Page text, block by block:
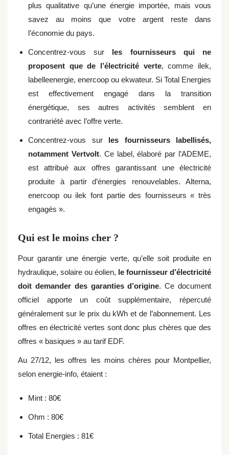
plus qualitative qu’une énergie importée, mais vous
savez au moins que votre argent reste dans
l’économie du pays.
Concentrez-vous sur les fournisseurs qui ne
proposent que de l’électricité verte, comme ilek,
labelleenergie, enercoop ou ekwateur. Si Total Energies
est effectivement engagé dans la transition
énergétique, ses autres activités semblent en
contrariété avec l’offre verte.
Concentrez-vous sur les fournisseurs labellisés,
notamment Vertvolt. Ce label, élaboré par l’ADEME,
est attribué aux offres garantissant une électricité
produite à partir d’énergies renouvelables. Alterna,
enercoop ou ilek font partie des fournisseurs « très
engagés ».
Qui est le moins cher ?
Pour garantir une énergie verte, qu’elle soit produite en
hydraulique, solaire ou éolien, le fournisseur d’électricité
doit demander des garanties d’origine. Ce document
officiel apporte un coût supplémentaire, répercuté
généralement sur le prix du kWh et de l’abonnement. Les
offres en électricité vertes sont donc plus chères que des
offres « basiques » au tarif EDF.
Au 27/12, les offres les moins chères pour Montpellier,
selon energie-info, étaient :
Mint : 80€
Ohm : 80€
Total Energies : 81€